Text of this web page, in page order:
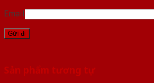
Email
Sản phẩm tương tự